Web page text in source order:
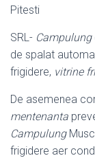
Pitesti
SRL- Campulung
de spalat
frigidere, vitrine
De asemenea
mentenanta
Campulung
frigidere aer